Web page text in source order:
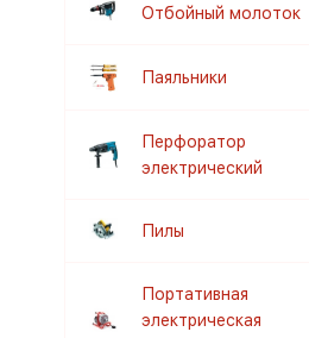
Отбойный молоток
Паяльники
Перфоратор
электрический
Пилы
Портативная
электрическая